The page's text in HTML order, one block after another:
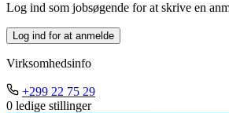
Log ind som jobsøgende for at skrive en
Log ind for at anmelde
Virksomhedsinfo
+299 22 75 29
0 ledige stillinger